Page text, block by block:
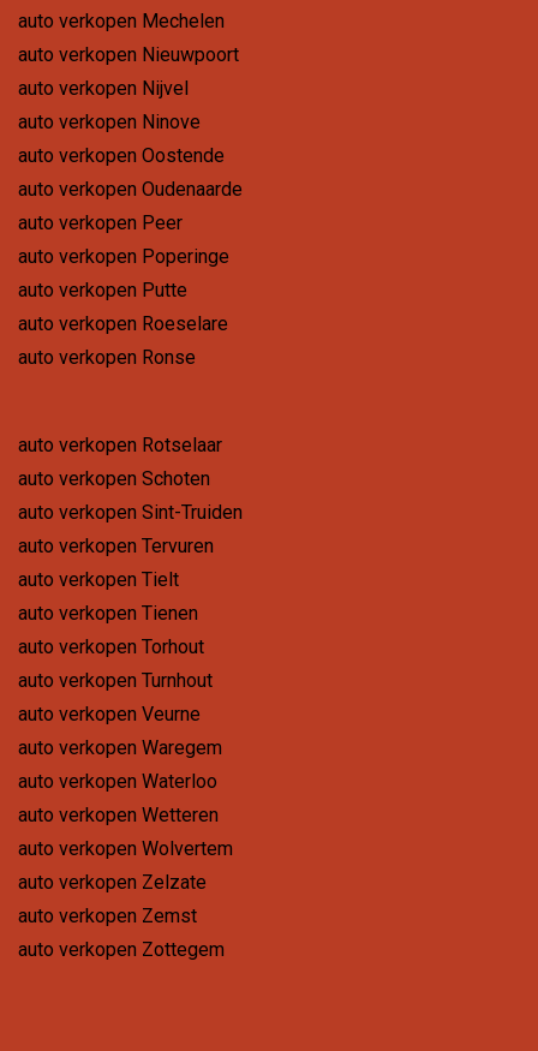
auto verkopen Mechelen
auto verkopen Nieuwpoort
auto verkopen Nijvel
auto verkopen Ninove
auto verkopen Oostende
auto verkopen Oudenaarde
auto verkopen Peer
auto verkopen Poperinge
auto verkopen Putte
auto verkopen Roeselare
auto verkopen Ronse
auto verkopen Rotselaar
auto verkopen Schoten
auto verkopen Sint-Truiden
auto verkopen Tervuren
auto verkopen Tielt
auto verkopen Tienen
auto verkopen Torhout
auto verkopen Turnhout
auto verkopen Veurne
auto verkopen Waregem
auto verkopen Waterloo
auto verkopen Wetteren
auto verkopen Wolvertem
auto verkopen Zelzate
auto verkopen Zemst
auto verkopen Zottegem